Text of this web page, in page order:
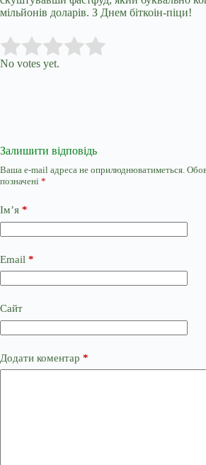
мільйонів доларів. З Днем біткоін-піци!
Rate this item:
No votes yet.
Залишити відповідь
Ваша e-mail адреса не оприлюднюватиметься.
позначені *
Ім’я *
Email *
Сайт
Додати коментар *